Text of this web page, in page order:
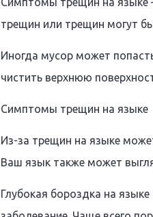
трещин или трещин могут
Иногда мусор может
чистить верхнюю
Симптомы трещин на языке
Из-за трещин на языке
Ваш язык также может
Глубокая бороздка на